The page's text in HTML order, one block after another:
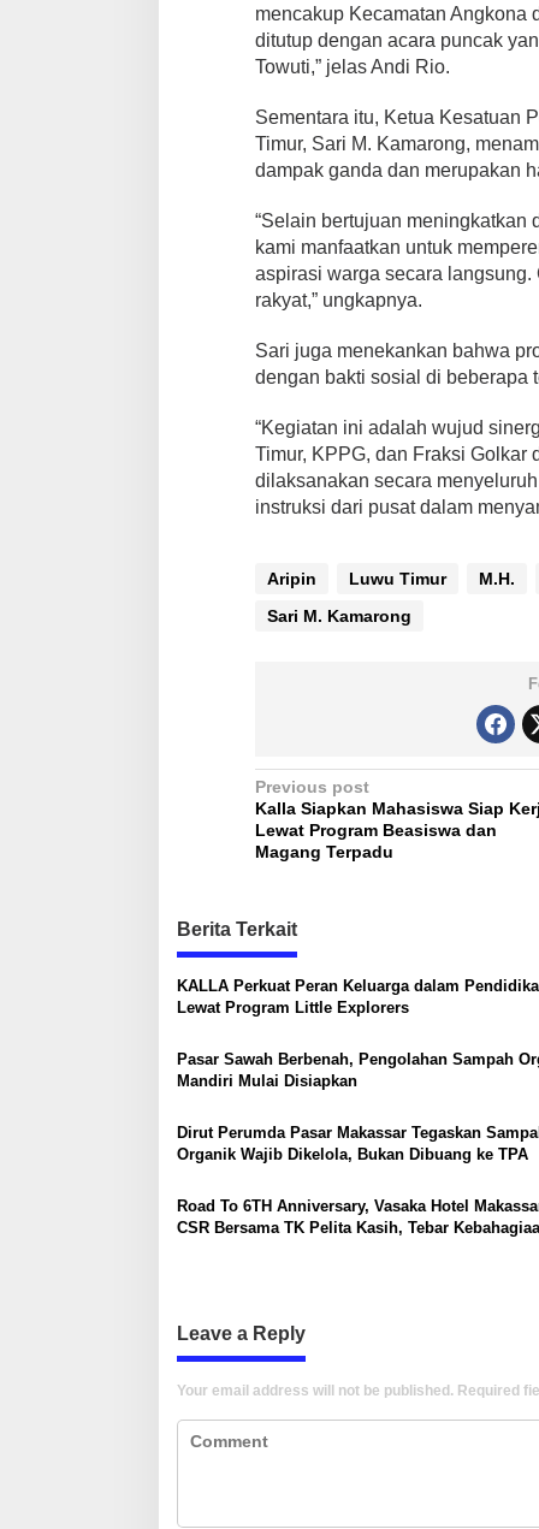
mencakup Kecamatan Angkona
ditutup dengan acara puncak
Towuti,” jelas Andi Rio.
Sementara itu, Ketua Kesatuan
Timur, Sari M. Kamarong,
dampak ganda dan merupakan
“Selain bertujuan meningkatkan
kami manfaatkan untuk
aspirasi warga secara
rakyat,” ungkapnya.
Sari juga menekankan bahwa
dengan bakti sosial di beberapa
“Kegiatan ini adalah wujud
Timur, KPPG, dan Fraksi Golkar
dilaksanakan secara
instruksi dari pusat dalam
Aripin Luwu Timur M.H.
Sari M. Kamarong
P
o
s
n
a
v
i
g
a
t
i
o
n
Previous post
Kalla Siapkan Mahasiswa Siap
Lewat Program Beasiswa dan
Magang Terpadu
Berita Terkait
KALLA Perkuat Peran Keluarga dalam
Lewat Program Little Explorers
Pasar Sawah Berbenah, Pengolahan Sampah
Mandiri Mulai Disiapkan
Dirut Perumda Pasar Makassar Tegaskan
Organik Wajib Dikelola, Bukan Dibuang ke TPA
Road To 6TH Anniversary, Vasaka Hotel
CSR Bersama TK Pelita Kasih, Tebar
Leave a Reply
Your email address will not be published. Required